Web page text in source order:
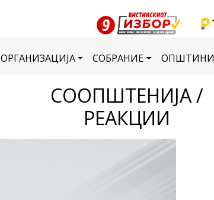
ОРГАНИЗАЦИЈА СОБРАНИЕ ОПШТИНИ
СООПШТЕНИЈА /
РЕАКЦИИ